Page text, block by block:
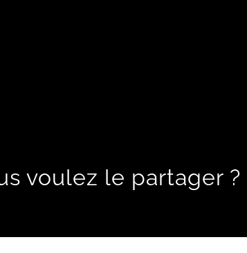
voulez le partager ?